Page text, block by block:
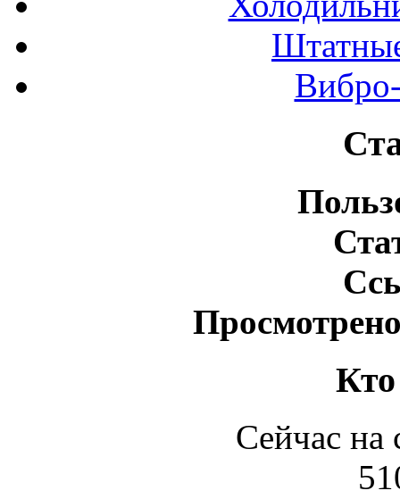
Кто
Сейчас на